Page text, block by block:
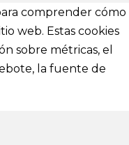
comprender cómo
web. Estas cookies
sobre métricas, el
la fuente de